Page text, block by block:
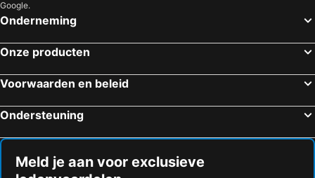
Google.
Onderneming
Onze producten
Voorwaarden en beleid
Ondersteuning
Meld je aan voor exclusieve